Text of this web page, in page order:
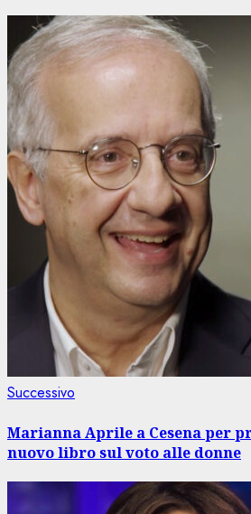
Successivo
Marianna Aprile a Cesena per
nuovo libro sul voto alle donne